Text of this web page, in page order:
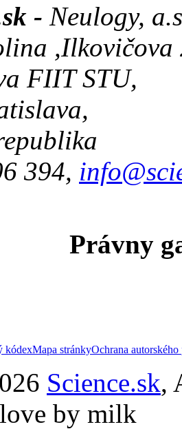
- Neulogy,
,Ilkovičova
FIIT STU,
394,
Právny
kódexMapa stránkyOchrana autorského
Science.sk,
by milk